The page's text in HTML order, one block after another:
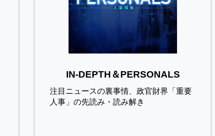
IN-DEPTH＆PERSONALS
注目ニュースの裏事情、政官財界「重要
人事」の先読み・読み解き